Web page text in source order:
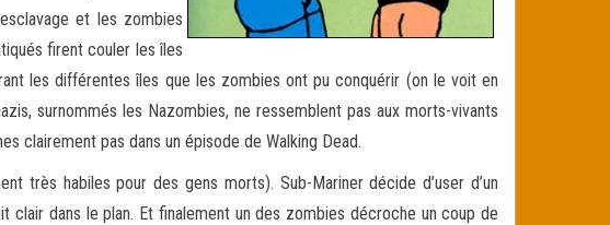
et les zombies
firent couler les îles
les différentes îles que les zombies ont pu conquérir (on le voit en
surnommés les Nazombies, ne ressemblent pas aux morts-vivants
clairement pas dans un épisode de Walking Dead.
très habiles pour des gens morts). Sub-Mariner décide d’user d’un
dans le plan. Et finalement un des zombies décroche un coup de